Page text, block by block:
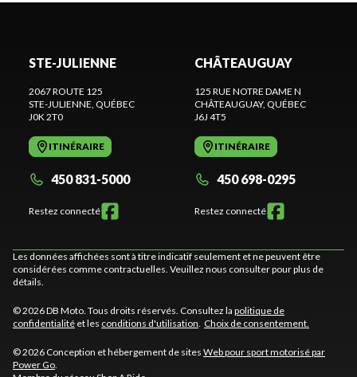
STE-JULIENNE
2067 ROUTE 125
STE-JULIENNE, QUÉBEC
J0K 2T0
ITINÉRAIRE
450 831-5000
Restez connecté
CHÂTEAUGUAY
125 RUE NOTRE DAME N
CHÂTEAUGUAY, QUÉBEC
J6J 4T5
ITINÉRAIRE
450 698-0295
Restez connecté
Les données affichées sont à titre indicatif seulement et ne peuvent être
considérées comme contractuelles. Veuillez nous consulter pour plus de
détails.
© 2026 DB Moto. Tous droits réservés. Consultez la politique de
confidentialité et les conditions d'utilisation. Choix de consentement.
© 2026 Conception et hébergement de sites Web pour sport motorisé par
Power Go.